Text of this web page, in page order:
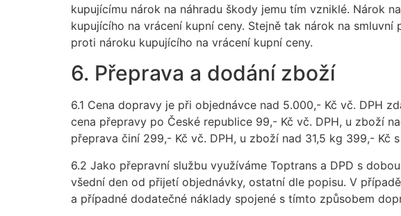
kupujícímu nárok na náhradu škody jemu tím vzniklé. Nárok
kupujícího na vrácení kupní ceny. Stejně tak nárok na
proti nároku kupujícího na vrácení kupní ceny.
6. Přeprava a dodání zboží
6.1 Cena dopravy je při objednávce nad 5.000,- Kč vč. DPH
cena přepravy po České republice 99,- Kč vč. DPH, u zboží
přeprava činí 299,- Kč vč. DPH, u zboží nad 31,5 kg 399,- Kč
6.2 Jako přepravní službu využíváme Toptrans a DPD s
všední den od přijetí objednávky, ostatní dle popisu. V
a případné dodatečné náklady spojené s tímto způsobem